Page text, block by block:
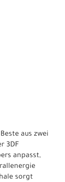
aus zwei
3DF
anpasst,
sorgt